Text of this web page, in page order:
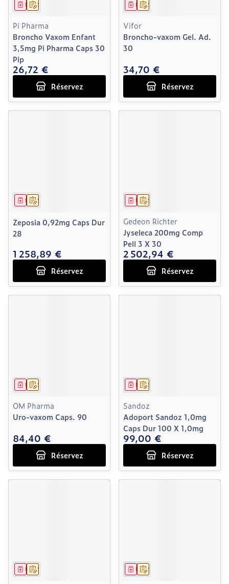
Sur prescription
Médicament
Pi Pharma
Broncho Vaxom Enfant
3,5mg Pi Pharma Caps 30
Pip
26,72 €
Réservez
Sur prescription
Médicament
Vifor
Broncho-vaxom Gel. Ad.
30
34,70 €
Réservez
Sur prescription
Médicament
Zeposia 0,92mg Caps Dur
28
1 258,89 €
Réservez
Sur prescription
Médicament
Gedeon Richter
Jyseleca 200mg Comp
Pell 3 X 30
2 502,94 €
Réservez
Sur prescription
Médicament
OM Pharma
Uro-vaxom Caps. 90
84,40 €
Réservez
Sur prescription
Médicament
Sandoz
Adoport Sandoz 1,0mg
Caps Dur 100 X 1,0mg
99,00 €
Réservez
Sur prescription
Médicament Sur prescription
Médicament